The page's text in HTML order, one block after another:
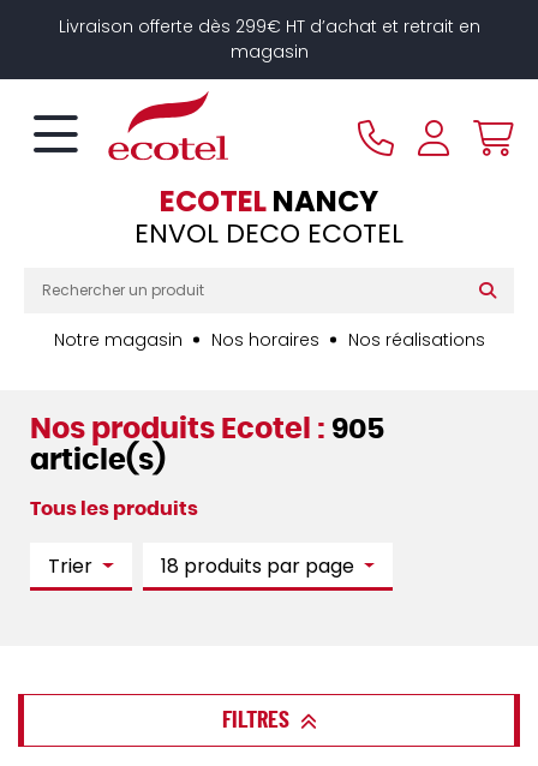
Livraison offerte dès 299€ HT d’achat et retrait en
magasin
ECOTELNANCY
ENVOL DECO ECOTEL
Notre magasin Nos horaires Nos réalisations
Nos produits Ecotel : 905
article(s)
Tous les produits
Trier 18 produits par page
FILTRES
Panneau de gestion des cookies